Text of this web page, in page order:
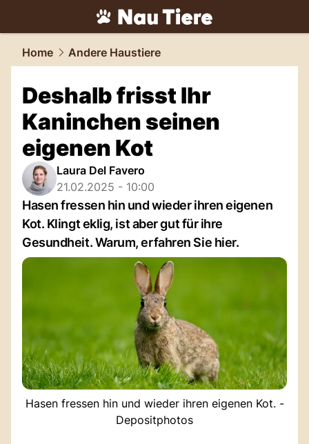
tiere.NAU.ch
Home Andere Haustiere
Deshalb frisst Ihr
Kaninchen seinen
eigenen Kot
Laura Del Favero
21.02.2025 - 10:00
Hasen fressen hin und wieder ihren eigenen
Kot. Klingt eklig, ist aber gut für ihre
Gesundheit. Warum, erfahren Sie hier.
Hasen fressen hin und wieder ihren eigenen Kot. -
Depositphotos